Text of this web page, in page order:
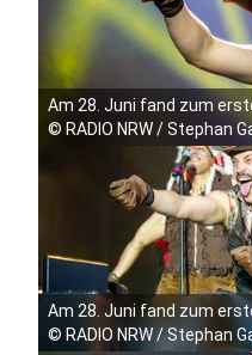
Am 28. Juni fand zum
© RADIO NRW / Stephan
Am 28. Juni fand zum
© RADIO NRW / Stephan